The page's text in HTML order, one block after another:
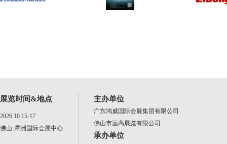
展览时间&地点
2026.10.15-17
佛山·潭洲国际会展中心
主办单位
广东鸿威国际会展集团有限公司
佛山市运高展览有限公司
承办单位